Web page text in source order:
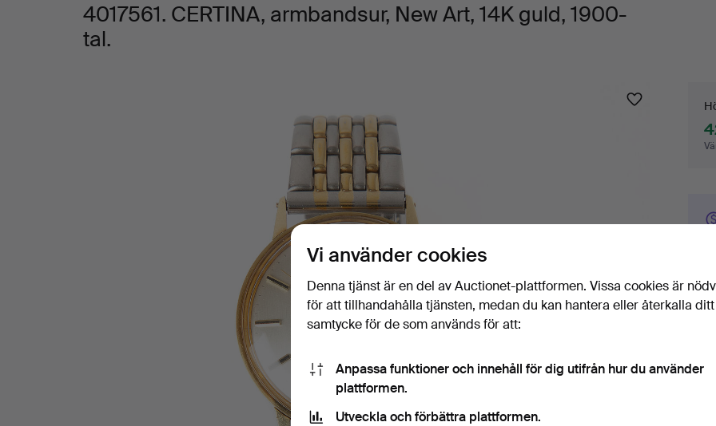
4017561. CERTINA, armbandsur, New Art, 14K guld, 1900-
tal.
Vi använder cookies
Denna tjänst är en del av Auctionet-plattformen. Vissa cookies är
för att tillhandahålla tjänsten, medan du kan hantera eller återkalla ditt
samtycke för de som används för att:
Anpassa funktioner och innehåll för dig utifrån hur du använder
plattformen.
Utveckla och förbättra plattformen.